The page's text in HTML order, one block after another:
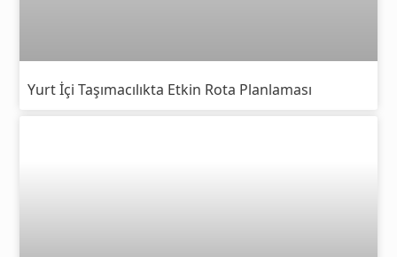
Yurt İçi Taşımacılıkta Etkin Rota Planlaması